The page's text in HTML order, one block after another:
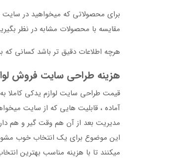
برای محصولاتی که میخواهید در
مقایسه با محصولات مشابه در نظر
هرچه اطلاعات دقیق تر باشد کسانی
هزینه طراحی سایت فروش
قیمت طراحی سایت لوازم یدکی کاملا
آماده ، قابلیت هایی که از سایت
مدیریت بعد از آن هم وقت گیر و هم
این موضوع برای یک انتخاب خوب مشورت
میکنند تا با هزینه مناسب بهترین